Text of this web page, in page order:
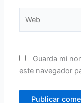
Guarda mi
este navegador